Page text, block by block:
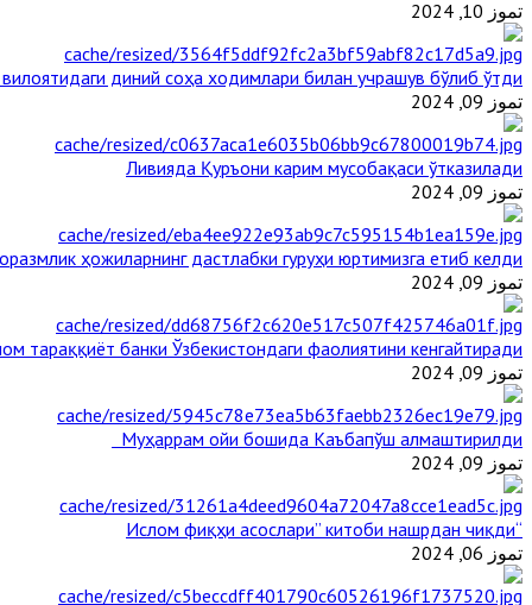
تموز 10, 2024
диний соҳа ходимлари билан учрашув бўлиб ўтди
تموز 09, 2024
Ливияда Қуръони карим мусобақаси ўтказилади
تموز 09, 2024
ҳожиларнинг дастлабки гуруҳи юртимизга етиб келди
تموز 09, 2024
тараққиёт банки Ўзбекистондаги фаолиятини кенгайтиради
تموز 09, 2024
Муҳаррам ойи бошида Каъбапўш алмаштирилди
تموز 09, 2024
“Ислом фиқҳи асослари” китоби нашрдан чиқди
تموز 06, 2024